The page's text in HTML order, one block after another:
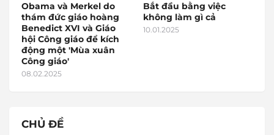
Obama và Merkel do
thám đức giáo hoàng
Benedict XVI và Giáo
hội Công giáo để kích
động một 'Mùa xuân
Công giáo'
08.02.2025
Bắt đầu bằng việc
không làm gì cả
10.01.2025
CHỦ ĐỀ